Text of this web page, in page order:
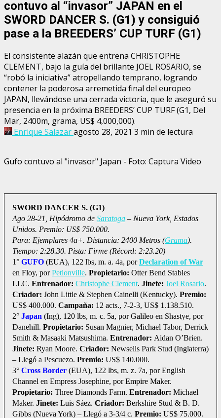
contuvo al “invasor” JAPAN en el
SWORD DANCER S. (G1) y consiguió
pase a la BREEDERS’ CUP TURF (G1)
El consistente alazán que entrena CHRISTOPHE
CLEMENT, bajo la guía del brillante JOEL ROSARIO, se
“robó la iniciativa” atropellando temprano, logrando
contener la poderosa arremetida final del europeo
JAPAN, llevándose una cerrada victoria, que le aseguró su
presencia en la próxima BREEDERS’ CUP TURF (G1, Del
Mar, 2400m, grama, US$ 4,000,000).
Enrique Salazaragosto 28, 2021 3 min de lectura
Gufo contuvo al "invasor" Japan - Foto: Captura Video
SWORD DANCER S. (G1)
Ago 28-21, Hipódromo de Saratoga – Nueva York, Estados
Unidos. Premio: US$ 750.000.
Para: Ejemplares 4a+. Distancia: 2400 Metros (Grama).
Tiempo: 2:28.30. Pista: Firme (Récord: 2:23.20)
1° GUFO (EUA), 122 lbs, m. a. 4a, porDeclaration of War
en Floy, porPetionville. Propietario: Otter Bend Stables
LLC. Entrenador: Christophe Clement. Jinete: Joel Rosario.
Criador: John Little & Stephen Cainelli (Kentucky). Premio:
US$ 400.000. Campaña: 12 acts., 7-2-3, US$ 1.138.510.
2° Japan (Ing), 120 lbs, m. c. 5a, por Galileo en Shastye, por
Danehill. Propietario: Susan Magnier, Michael Tabor, Derrick
Smith & Masaaki Matsushima. Entrenador: Aidan O’Brien.
Jinete: Ryan Moore. Criador: Newsells Park Stud (Inglaterra)
– Llegó a Pescuezo. Premio: US$ 140.000.
3° Cross Border (EUA), 122 lbs, m. z. 7a, por English
Channel en Empress Josephine, por Empire Maker.
Propietario: Three Diamonds Farm. Entrenador: Michael
Maker. Jinete: Luis Sáez. Criador: Berkshire Stud & B. D.
Gibbs (Nueva York) – Llegó a 3-3/4 c. Premio: US$ 75.000.